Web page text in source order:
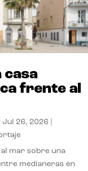
casa
frente al
Jul 26, 2026
mar sobre una
medianeras en